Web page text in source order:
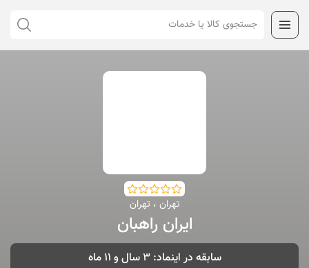
تهران ، تهران
ایران راهبان
سابقه در اینماد: 3 سال و 11 ماه